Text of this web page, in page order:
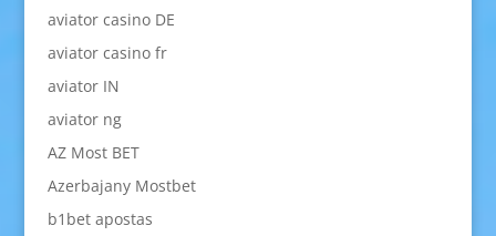
aviator casino DE
aviator casino fr
aviator IN
aviator ng
AZ Most BET
Azerbajany Mostbet
b1bet apostas